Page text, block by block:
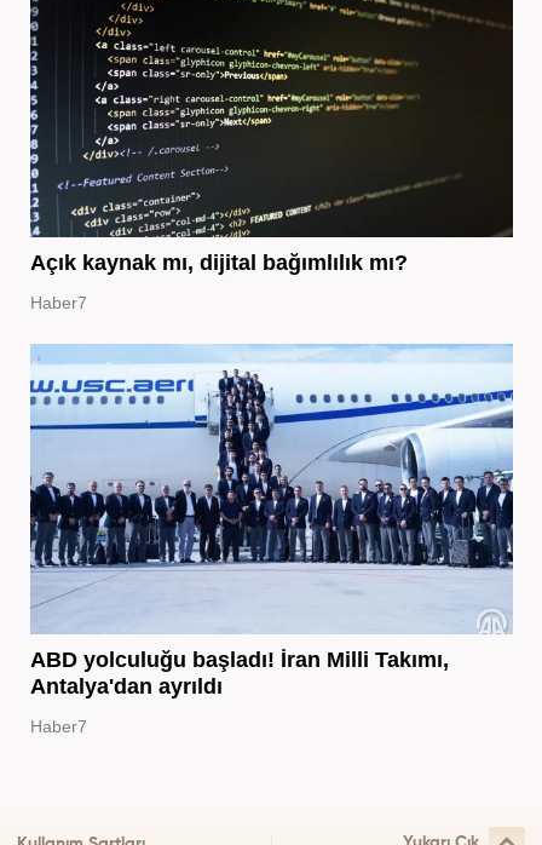
Açık kaynak mı, dijital bağımlılık mı?
Haber7
ABD yolculuğu başladı! İran Milli Takımı,
Antalya'dan ayrıldı
Haber7